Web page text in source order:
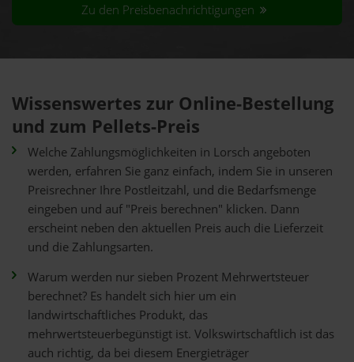
Zu den Preisbenachrichtigungen
Wissenswertes zur Online-Bestellung
und zum Pellets-Preis
Welche Zahlungsmöglichkeiten in Lorsch angeboten
werden, erfahren Sie ganz einfach, indem Sie in unseren
Preisrechner Ihre Postleitzahl, und die Bedarfsmenge
eingeben und auf "Preis berechnen" klicken. Dann
erscheint neben den aktuellen Preis auch die Lieferzeit
und die Zahlungsarten.
Warum werden nur sieben Prozent Mehrwertsteuer
berechnet? Es handelt sich hier um ein
landwirtschaftliches Produkt, das
mehrwertsteuerbegünstigt ist. Volkswirtschaftlich ist das
auch richtig, da bei diesem Energieträger